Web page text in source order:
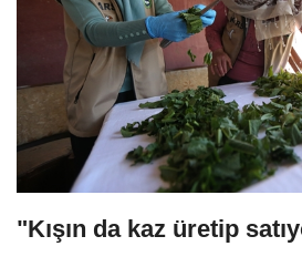
"Kışın da kaz üretip